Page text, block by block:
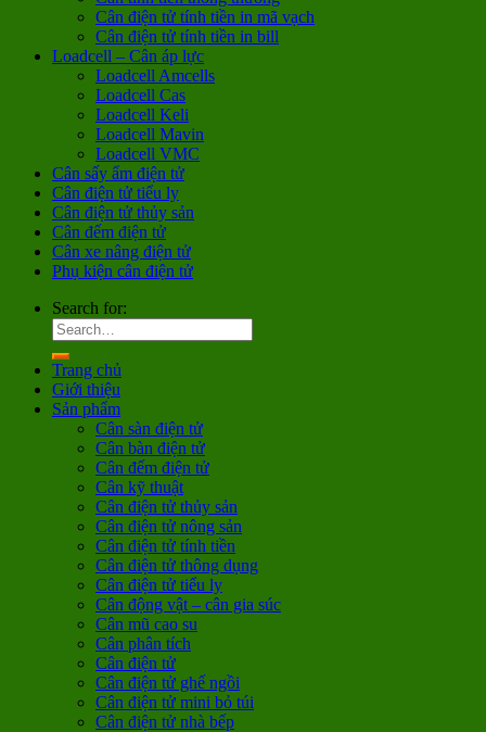
Cân điện tử tính tiền in mã vạch
Cân điện tử tính tiền in bill
Loadcell – Cân áp lực
Loadcell Amcells
Loadcell Cas
Loadcell Keli
Loadcell Mavin
Loadcell VMC
Cân sấy ẩm điện tử
Cân điện tử tiểu ly
Cân điện tử thủy sản
Cân đếm điện tử
Cân xe nâng điện tử
Phụ kiện cân điện tử
Search for:
Trang chủ
Giới thiệu
Sản phẩm
Cân sàn điện tử
Cân bàn điện tử
Cân đếm điện tử
Cân kỹ thuật
Cân điện tử thủy sản
Cân điện tử nông sản
Cân điện tử tính tiền
Cân điện tử thông dụng
Cân điện tử tiểu ly
Cân động vật – cân gia súc
Cân mũ cao su
Cân phân tích
Cân điện tử
Cân điện tử ghế ngồi
Cân điện tử mini bỏ túi
Cân điện tử nhà bếp